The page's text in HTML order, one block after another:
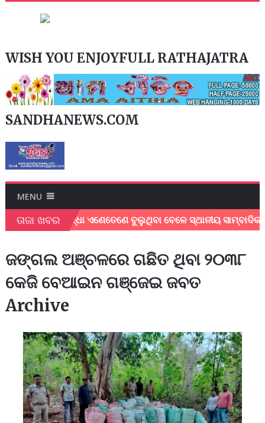
WISH YOU ENJOYFULL RATHAJATRA
SANDHANEWS.COM
MENU
ତାଜା ଖବର
ଅସହାୟ ବୃଦ୍ଧା ଏଣେତେଣେ ବୁଲୁଥିବା ବେଳେ ସ୍ଥାନୀୟ ସାମ୍ବାଦିକ ଓ
ଜଙ୍ଗଲ ଅଞ୍ଚଳରେ ଗଛିତ ଥିବା ୨୦୩୮
କେଜି ବେଆଇନ ଗଞ୍ଜେଇ ଜବତ
Archive